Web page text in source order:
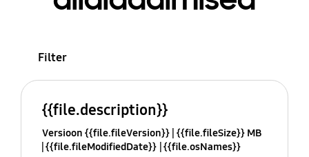
Filter
{{file.description}}
Versioon {{file.fileVersion}} {{file.fileSize}} MB
{{file.fileModifiedDate}} {{file.osNames}}